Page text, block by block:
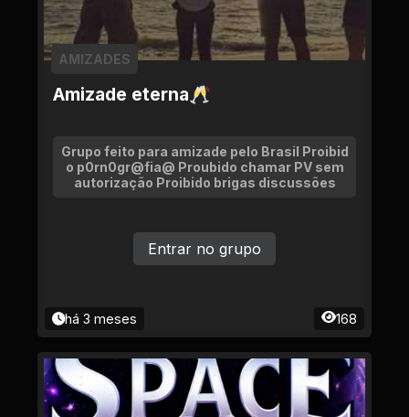
Amizade eterna🥂
AMIZADES
Grupo feito para amizade pelo Brasil Proibid
o p0rn0gr@fia@ Proubido chamar PV sem
autorização Proibido brigas discussões
há 3 meses 168
Entrar no grupo